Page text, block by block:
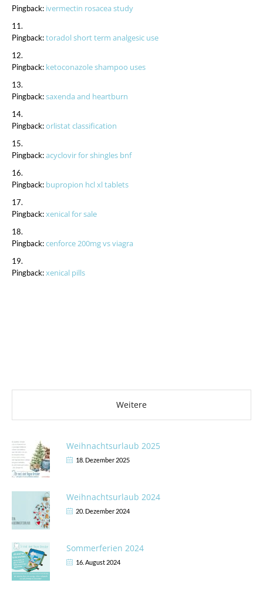
Pingback: ivermectin rosacea study
Pingback:toradol short term analgesic use
Pingback: ketoconazole shampoo uses
Pingback:saxenda and heartburn
Pingback:orlistat classification
Pingback:acyclovir for shingles bnf
Pingback: bupropion hcl xl tablets
Pingback:xenical for sale
Pingback:cenforce 200mg vs viagra
Pingback:xenical pills
Weitere
Weihnachtsurlaub 2025
18. Dezember 2025
Weihnachtsurlaub 2024
20. Dezember 2024
Sommerferien 2024
16. August 2024